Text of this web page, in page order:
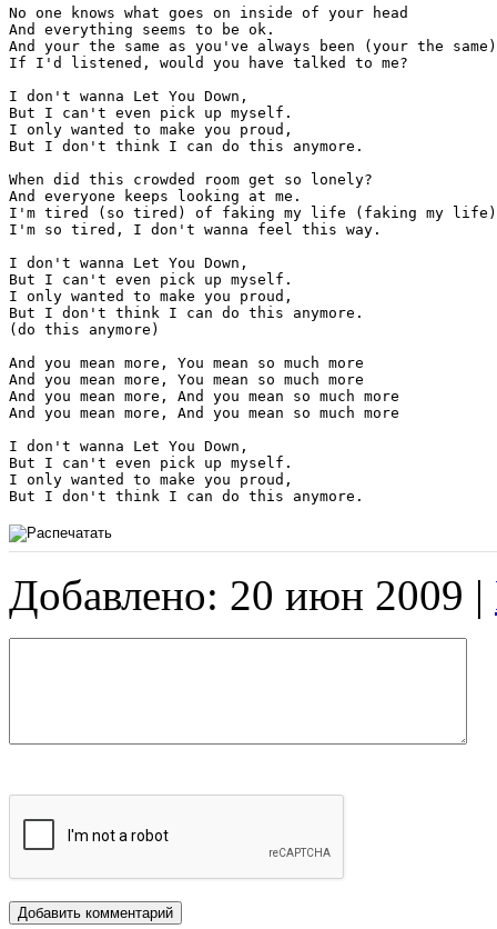
No one knows what goes on inside of your head
And everything seems to be ok.
And your the same as you've always been (your the same)
If I'd listened, would you have talked to me?
I don't wanna Let You Down,
But I can't even pick up myself.
I only wanted to make you proud,
But I don't think I can do this anymore.
When did this crowded room get so lonely?
And everyone keeps looking at me.
I'm tired (so tired) of faking my life (faking my life)
I'm so tired, I don't wanna feel this way.
I don't wanna Let You Down,
But I can't even pick up myself.
I only wanted to make you proud,
But I don't think I can do this anymore.
(do this anymore)
And you mean more, You mean so much more
And you mean more, You mean so much more
And you mean more, And you mean so much more
And you mean more, And you mean so much more
I don't wanna Let You Down,
But I can't even pick up myself.
I only wanted to make you proud,
Добавлено: 20 июн 2009 |